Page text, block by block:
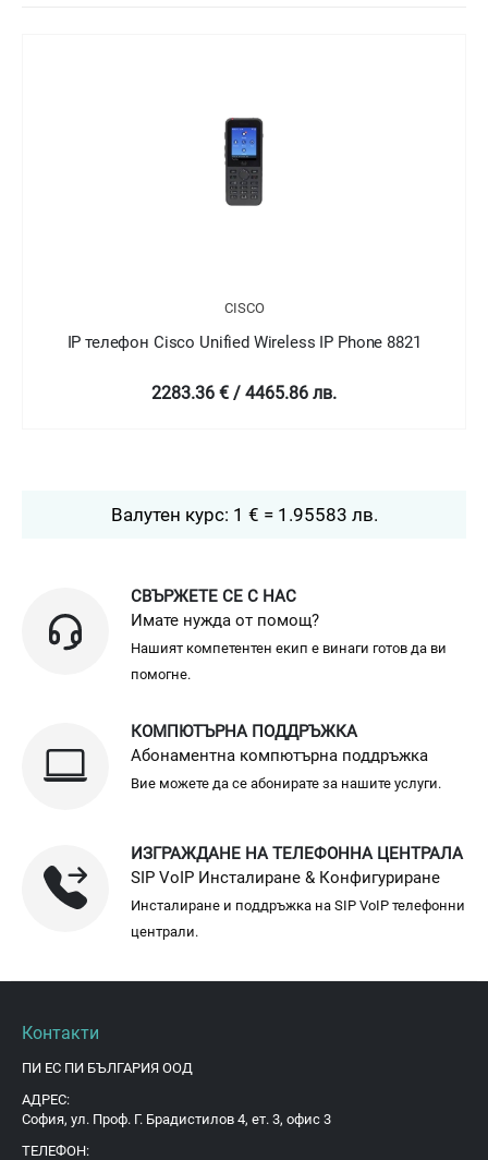
CISCO
IP телефон Cisco Unified Wireless IP Phone 8821
2283.36 € / 4465.86 лв.
Валутен курс: 1 € = 1.95583 лв.
СВЪРЖЕТЕ СЕ С НАС
Имате нужда от помощ?
Нашият компетентен екип е винаги готов да ви
помогне.
КОМПЮТЪРНА ПОДДРЪЖКА
Абонаментна компютърна поддръжка
Вие можете да се абонирате за нашите услуги.
ИЗГРАЖДАНЕ НА ТЕЛЕФОННА ЦЕНТРАЛА
SIP VoIP Инсталиране & Конфигуриране
Инсталиране и поддръжка на SIP VoIP телефонни
централи.
Контакти
ПИ ЕС ПИ БЪЛГАРИЯ ООД
АДРЕС:
София, ул. Проф. Г. Брадистилов 4, ет. 3, офис 3
ТЕЛЕФОН: